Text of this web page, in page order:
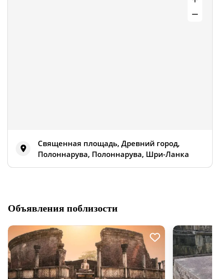
Священная площадь, Древний город,
Полоннарува, Полоннарува, Шри-Ланка
Объявления поблизости